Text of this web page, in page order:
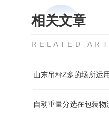
相关文章
RELATED
山东吊秤Z多的场所运